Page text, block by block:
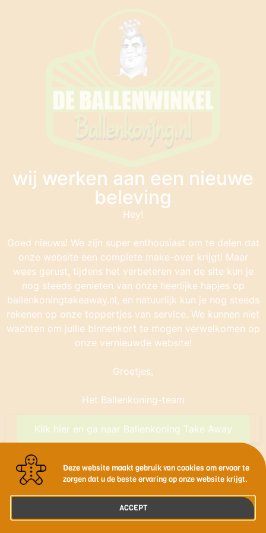
wij werken aan een nieuwe
beleving
Hey!
Goed nieuws! We zijn super enthousiast om te delen dat
onze website een complete make-over krijgt! Maar
wees gerust, tijdens het verbeteren van de site kun je
nog steeds genieten van onze heerlijke hapjes op
ballenkoningtakeaway.nl, en natuurlijk kun je nog steeds
rekenen op onze toppertjes van service. We kunnen niet
wachten om jullie binnenkort te mogen verwelkomen op
onze vernieuwde website!
Groetjes,
Het Ballenkoning-team
Klik hier en ga naar Ballenkoning Take Away
Deze website maakt gebruik van cookies om ervoor te
zorgen dat u de beste ervaring op onze website krijgt.
ACCEPT